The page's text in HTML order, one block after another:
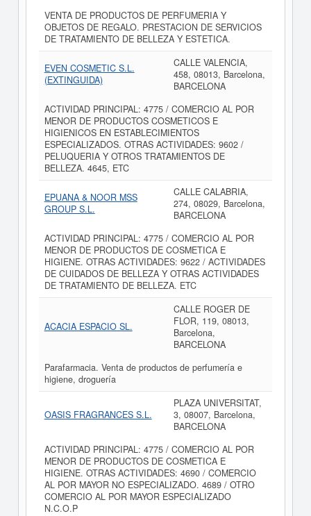
VENTA DE PRODUCTOS DE PERFUMERIA Y
OBJETOS DE REGALO. PRESTACION DE SERVICIOS
DE TRATAMIENTO DE BELLEZA Y ESTETICA.
EVEN COSMETIC S.L.
(EXTINGUIDA)
CALLE VALENCIA,
458, 08013, Barcelona,
BARCELONA
ACTIVIDAD PRINCIPAL: 4775 / COMERCIO AL POR
MENOR DE PRODUCTOS COSMETICOS E
HIGIENICOS EN ESTABLECIMIENTOS
ESPECIALIZADOS. OTRAS ACTIVIDADES: 9602 /
PELUQUERIA Y OTROS TRATAMIENTOS DE
BELLEZA. 4645, ETC
EPUANA & NOOR MSS
GROUP S.L.
CALLE CALABRIA,
274, 08029, Barcelona,
BARCELONA
ACTIVIDAD PRINCIPAL: 4775 / COMERCIO AL POR
MENOR DE PRODUCTOS DE COSMETICA E
HIGIENE. OTRAS ACTIVIDADES: 9622 / ACTIVIDADES
DE CUIDADOS DE BELLEZA Y OTRAS ACTIVIDADES
DE TRATAMIENTO DE BELLEZA. ETC
ACACIA ESPACIO SL.
CALLE ROGER DE
FLOR, 119, 08013,
Barcelona,
BARCELONA
Parafarmacia. Venta de productos de perfumería e
higiene, droguería
OASIS FRAGRANCES S.L.
PLAZA UNIVERSITAT,
3, 08007, Barcelona,
BARCELONA
ACTIVIDAD PRINCIPAL: 4775 / COMERCIO AL POR
MENOR DE PRODUCTOS DE COSMETICA E
HIGIENE. OTRAS ACTIVIDADES: 4690 / COMERCIO
AL POR MAYOR NO ESPECIALIZADO. 4689 / OTRO
COMERCIO AL POR MAYOR ESPECIALIZADO
N.C.O.P